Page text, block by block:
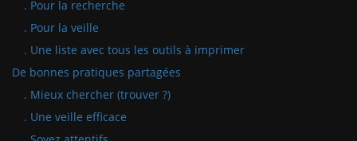
. Pour la recherche
. Pour la veille
. Une liste avec tous les outils à imprimer
De bonnes pratiques partagées
. Mieux chercher (trouver ?)
. Une veille efficace